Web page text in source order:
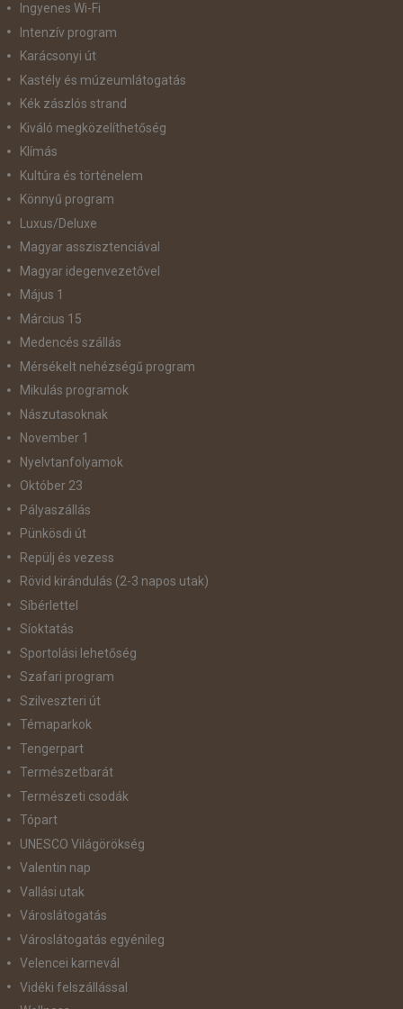
Ingyenes Wi-Fi
Intenzív program
Karácsonyi út
Kastély és múzeumlátogatás
Kék zászlós strand
Kiváló megközelíthetőség
Klímás
Kultúra és történelem
Könnyű program
Luxus/Deluxe
Magyar asszisztenciával
Magyar idegenvezetővel
Május 1
Március 15
Medencés szállás
Mérsékelt nehézségű program
Mikulás programok
Nászutasoknak
November 1
Nyelvtanfolyamok
Október 23
Pályaszállás
Pünkösdi út
Repülj és vezess
Rövid kirándulás (2-3 napos utak)
Síbérlettel
Síoktatás
Sportolási lehetőség
Szafari program
Szilveszteri út
Témaparkok
Tengerpart
Természetbarát
Természeti csodák
Tópart
UNESCO Világörökség
Valentin nap
Vallási utak
Városlátogatás
Városlátogatás egyénileg
Velencei karnevál
Vidéki felszállással